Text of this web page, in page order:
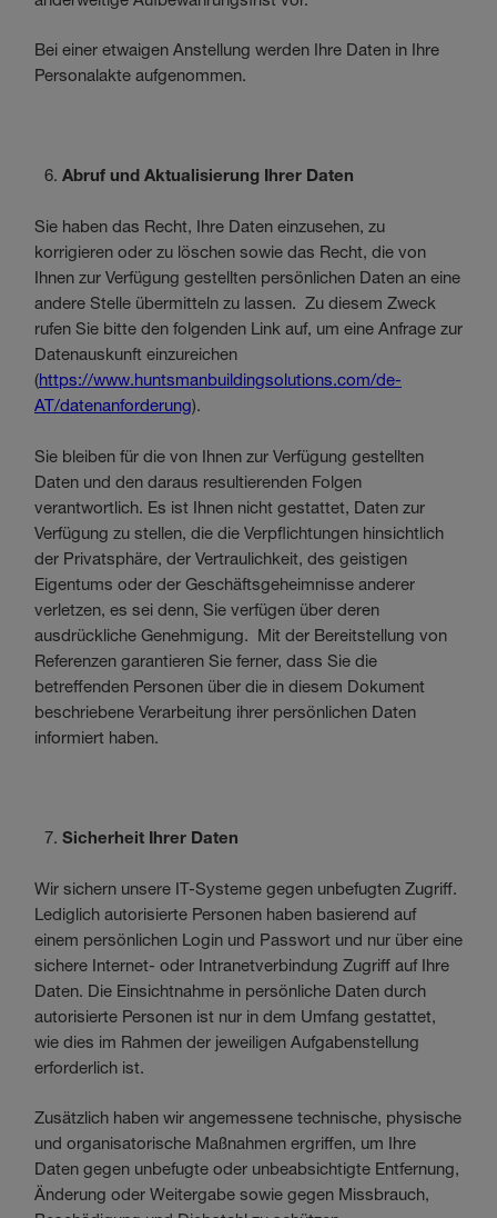
Bei einer etwaigen Anstellung werden Ihre Daten in Ihre
Personalakte aufgenommen.
Abruf und Aktualisierung Ihrer Daten
Sie haben das Recht, Ihre Daten einzusehen, zu
korrigieren oder zu löschen sowie das Recht, die von
Ihnen zur Verfügung gestellten persönlichen Daten an eine
andere Stelle übermitteln zu lassen. Zu diesem Zweck
rufen Sie bitte den folgenden Link auf, um eine Anfrage zur
Datenauskunft einzureichen
(https://www.huntsmanbuildingsolutions.com/de-
AT/datenanforderung).
Sie bleiben für die von Ihnen zur Verfügung gestellten
Daten und den daraus resultierenden Folgen
verantwortlich. Es ist Ihnen nicht gestattet, Daten zur
Verfügung zu stellen, die die Verpflichtungen hinsichtlich
der Privatsphäre, der Vertraulichkeit, des geistigen
Eigentums oder der Geschäftsgeheimnisse anderer
verletzen, es sei denn, Sie verfügen über deren
ausdrückliche Genehmigung. Mit der Bereitstellung von
Referenzen garantieren Sie ferner, dass Sie die
betreffenden Personen über die in diesem Dokument
beschriebene Verarbeitung ihrer persönlichen Daten
informiert haben.
Sicherheit Ihrer Daten
Wir sichern unsere IT-Systeme gegen unbefugten Zugriff.
Lediglich autorisierte Personen haben basierend auf
einem persönlichen Login und Passwort und nur über eine
sichere Internet- oder Intranetverbindung Zugriff auf Ihre
Daten. Die Einsichtnahme in persönliche Daten durch
autorisierte Personen ist nur in dem Umfang gestattet,
wie dies im Rahmen der jeweiligen Aufgabenstellung
erforderlich ist.
Zusätzlich haben wir angemessene technische, physische
und organisatorische Maßnahmen ergriffen, um Ihre
Daten gegen unbefugte oder unbeabsichtigte Entfernung,
Änderung oder Weitergabe sowie gegen Missbrauch,